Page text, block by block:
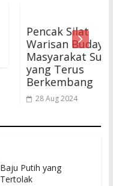
Pencak Silat
Warisan Budaya
Masyarakat Sunda
yang Terus
Berkembang
28 Aug 2024
Baju Putih yang
Tertolak